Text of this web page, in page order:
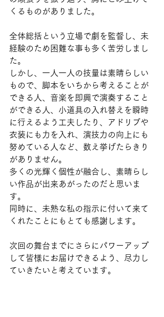
くるものがありました。
全体総括という立場で劇を監督し、未
経験のため困難な事も多く苦労しまし
た。
しかし、一人一人の技量は素晴らしい
もので、脚本をいちから考えることが
できる人、音楽を即興で演奏すること
ができる人、小道具の入れ替えを瞬時
に行えるよう工夫したり、アドリブや
衣装にも力を入れ、演技力の向上にも
努めている人など、数え挙げたらきり
がありません。
多くの光輝く個性が融合し、素晴らし
い作品が出来あがったのだと思いま
す。
同時に、未熟な私の指示に付いて来て
くれたことにもとても感謝します。
次回の舞台までにさらにパワーアップ
して皆様にお届けできるよう、尽力し
ていきたいと考えています。